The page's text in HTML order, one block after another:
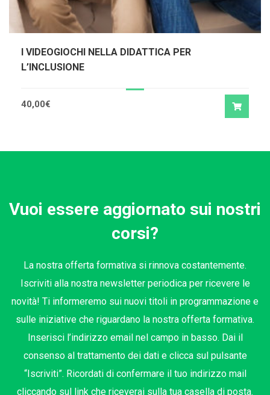
I VIDEOGIOCHI NELLA DIDATTICA PER
L’INCLUSIONE
40,00€
Vuoi essere aggiornato sui nostri
corsi?
La nostra offerta formativa si rinnova costantemente.
Iscriviti alla nostra newsletter periodica per ricevere le
novità! Ti informeremo sui nuovi titoli in programmazione e
sulle iniziative che riguardano la nostra offerta formativa.
Inserisci l’indirizzo email nel campo in basso. Dai il
consenso al trattamento dei dati e clicca sul pulsante
“Iscriviti”. Ricordati di confermare il tuo indirizzo mail
cliccando sul link che riceverai sulla tua casella di posta.